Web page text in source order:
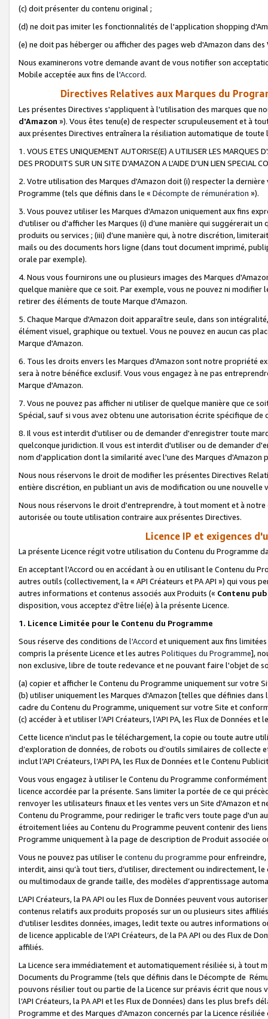
(c) doit présenter du contenu original ;
(d) ne doit pas imiter les fonctionnalités de l'application shopping
(e) ne doit pas héberger ou afficher des pages web d'Amazon dans
Nous examinerons votre demande avant de vous notifier son
Mobile acceptée aux fins de l'Accord.
Directives Relatives aux Marques du
Les présentes Directives s'appliquent à l'utilisation des marques que
d'Amazon »). Vous êtes tenu(e) de respecter scrupuleusement et à
aux présentes Directives entraînera la résiliation automatique de
1. VOUS ETES UNIQUEMENT AUTORISE(E) A UTILISER LES MARQUES
DES PRODUITS SUR UN SITE D'AMAZON A L'AIDE D'UN LIEN SPECIAL
2. Votre utilisation des Marques d'Amazon doit (i) respecter la
Programme (tels que définis dans le « Décompte de rémunération »).
3. Vous pouvez utiliser les Marques d'Amazon uniquement aux fins
d'utiliser ou d'afficher les Marques (i) d’une manière qui suggérerait
produits ou services ; (iii) d’une manière qui, à notre discrétion,
mails ou des documents hors ligne (dans tout document imprimé,
orale par exemple).
4. Nous vous fournirons une ou plusieurs images des Marques
quelque manière que ce soit. Par exemple, vous ne pouvez ni
retirer des éléments de toute Marque d'Amazon.
5. Chaque Marque d'Amazon doit apparaître seule, dans son
élément visuel, graphique ou textuel. Vous ne pouvez en aucun cas
Marque d'Amazon.
6. Tous les droits envers les Marques d'Amazon sont notre propriété
sera à notre bénéfice exclusif. Vous vous engagez à ne pas
Marque d'Amazon.
7. Vous ne pouvez pas afficher ni utiliser de quelque manière que ce
Spécial, sauf si vous avez obtenu une autorisation écrite spécifique de
8. Il vous est interdit d'utiliser ou de demander d'enregistrer toute
quelconque juridiction. Il vous est interdit d'utiliser ou de demander
nom d'application dont la similarité avec l'une des Marques
Nous nous réservons le droit de modifier les présentes Directives
entière discrétion, en publiant un avis de modification ou une nouvelle
Nous nous réservons le droit d'entreprendre, à tout moment et à
autorisée ou toute utilisation contraire aux présentes Directives.
Licence IP et exigences
La présente Licence régit votre utilisation du Contenu du Programme
En acceptant l'Accord ou en accédant à ou en utilisant le Contenu du
autres outils (collectivement, la « API Créateurs et PA API ») qui vous
autres informations et contenus associés aux Produits (« Contenu
disposition, vous acceptez d'être lié(e) à la présente Licence.
1. Licence Limitée pour le Contenu du Programme
Sous réserve des conditions de l'Accord et uniquement aux fins
compris la présente Licence et les autres Politiques du Programme],
non exclusive, libre de toute redevance et ne pouvant faire l'objet de
(a) copier et afficher le Contenu du Programme uniquement sur votre
(b) utiliser uniquement les Marques d'Amazon [telles que définies dans
cadre du Contenu du Programme, uniquement sur votre Site et
(c) accéder à et utiliser l’API Créateurs, l’API PA, les Flux de Données
Cette licence n'inclut pas le téléchargement, la copie ou toute autre
d’exploration de données, de robots ou d’outils similaires de
inclut l’API Créateurs, l’API PA, les Flux de Données et le Contenu
Vous vous engagez à utiliser le Contenu du Programme
licence accordée par la présente. Sans limiter la portée de ce qui
renvoyer les utilisateurs finaux et les ventes vers un Site d'Amazon et
Contenu du Programme, pour rediriger le trafic vers toute page d'un
étroitement liées au Contenu du Programme peuvent contenir des
Programme uniquement à la page de description de Produit associée
Vous ne pouvez pas utiliser le contenu du programme pour
interdit, ainsi qu’à tout tiers, d’utiliser, directement ou indirectement,
ou multimodaux de grande taille, des modèles d’apprentissage
L’API Créateurs, la PA API ou les Flux de Données peuvent vous
contenus relatifs aux produits proposés sur un ou plusieurs sites
d'utiliser lesdites données, images, ledit texte ou autres informations
de licence applicable de l’API Créateurs, de la PA API ou des Flux de
affiliés.
La Licence sera immédiatement et automatiquement résiliée si, à
Documents du Programme (tels que définis dans le Décompte de
pouvons résilier tout ou partie de la Licence sur préavis écrit que
l’API Créateurs, la PA API et les Flux de Données) dans les plus
Programme et des Marques d'Amazon concernés par la Licence